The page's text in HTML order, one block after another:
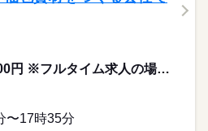
252,000円〜252,000円 ※フルタイム求人の場合は月額（換算額）、パート求人の場合は時間額を表示しています。
〜17時35分